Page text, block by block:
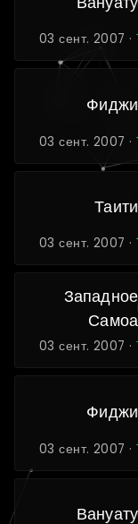
03 сент. 2007 ·
Фиджи
03 сент. 2007 ·
Таити
03 сент. 2007 ·
Западное
Самоа
03 сент. 2007 ·
Фиджи
03 сент. 2007 ·
Вануату